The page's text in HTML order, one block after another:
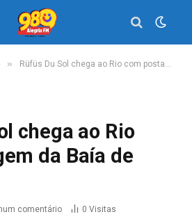
» Rüfüs Du Sol chega ao Rio com postagem da Baía de Guanabara
chega ao Rio
da Baía de
comentário 0 Visitas